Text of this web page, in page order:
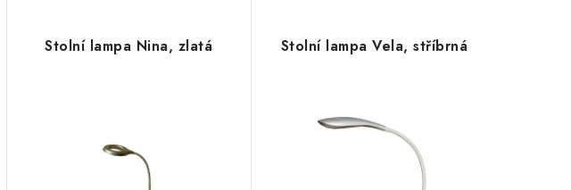
Stolní lampa Nina, zlatá Stolní lampa Vela, stříbrná